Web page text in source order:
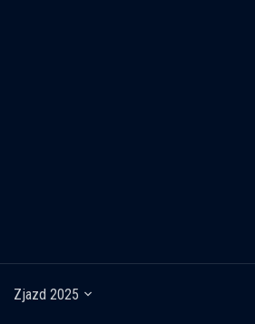
Zjazd 2025